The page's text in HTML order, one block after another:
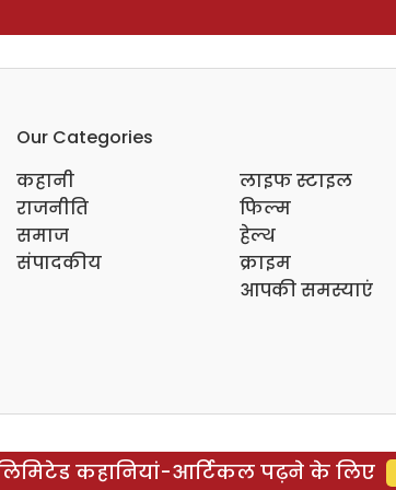
Our Categories
कहानी
राजनीति
समाज
संपादकीय
लाइफ स्टाइल
फिल्म
हेल्थ
क्राइम
आपकी समस्याएं
कहानियां-आर्टिकल पढ़ने के लिए